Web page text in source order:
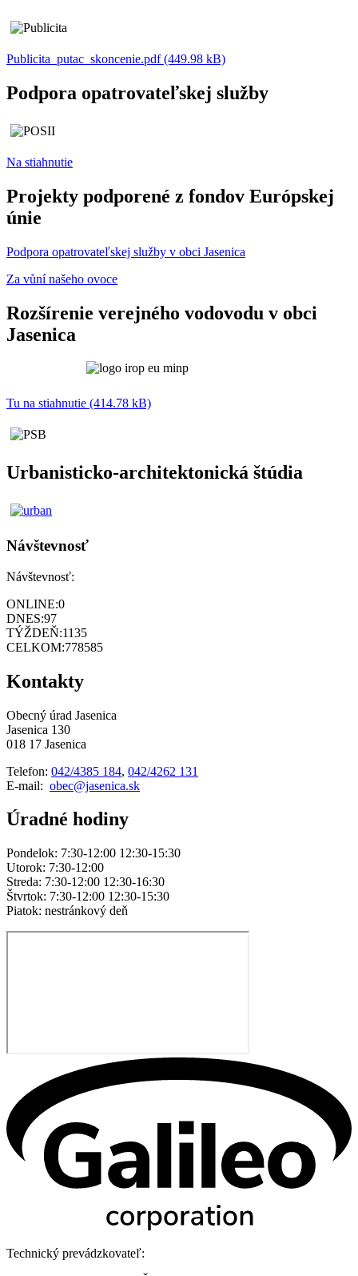
Publicita_putac_skoncenie.pdf (449.98 kB)
Podpora opatrovateľskej služby
Na stiahnutie
Projekty podporené z fondov Európskej
únie
Podpora opatrovateľskej služby v obci Jasenica
Za vůní našeho ovoce
Rozšírenie verejného vodovodu v obci
Jasenica
Tu na stiahnutie (414.78 kB)
Urbanisticko-architektonická štúdia
Návštevnosť
Návštevnosť:
ONLINE:0
DNES:97
TÝŽDEŇ:1135
CELKOM:778585
Kontakty
Obecný úrad Jasenica
Jasenica 130
018 17 Jasenica
Telefon: 042/4385 184, 042/4262 131
E-mail: obec@jasenica.sk
Úradné hodiny
Pondelok: 7:30-12:00 12:30-15:30
Utorok: 7:30-12:00
Streda: 7:30-12:00 12:30-16:30
Štvrtok: 7:30-12:00 12:30-15:30
Piatok: nestránkový deň
Technický prevádzkovateľ: